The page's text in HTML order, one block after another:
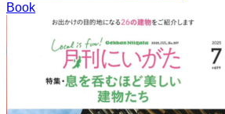
Book